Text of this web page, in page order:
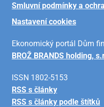
Smluvní podmínky a
Nastavení cookies
Ekonomický portál Dům
BROŽ BRANDS holding,
ISSN 1802-5153
RSS s články
RSS s články podle štítků